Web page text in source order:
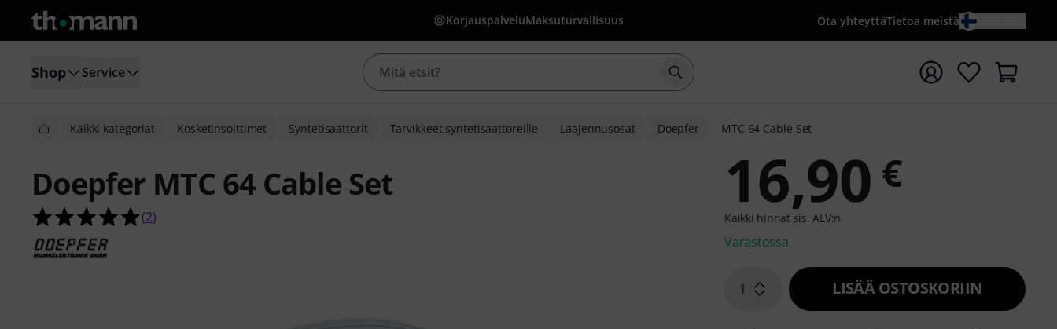
KorjauspalveluMaksuturvallisuus Ota yhteyttäTietoa meistä
Shop Service Aloita haku hakusanalla {searchTerm}
Kaikki kategoriat Kosketinsoittimet Syntetisaattorit Tarvikkeet syntetisaattoreille Laajennusosat Doepfer MTC 64 Cable Set
Doepfer MTC 64 Cable Set
5.0 tähteä viidestä yhteensä 2 asiakasarvostelusta
(2) 16,90 €
Kaikki hinnat sis. ALV:n
Varastossa
1 LISÄÄ OSTOSKORIIN